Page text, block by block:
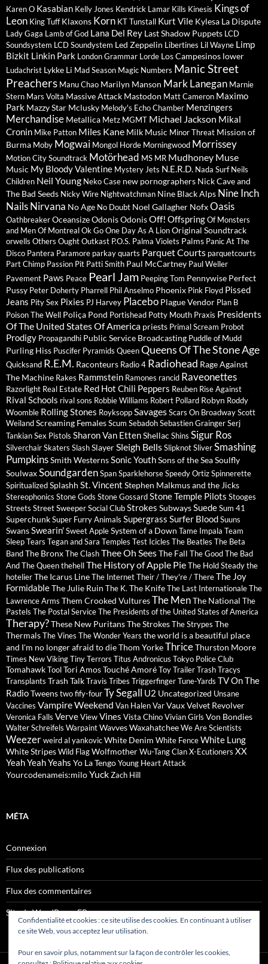
Karen O Kasabian Kelly Jones Kendrick Lamar Kills Kinesis Kings of
Leon King Tuff Klaxons Korn KT Tunstall Kurt Vile Kylesa La Dispute
Lady Gaga Lamb of God Lana Del Rey Last Shadow Puppets LCD
Soundsystem LCD Soundystem Led Zeppelin Libertines Lil Wayne Limp
Bizkit Linkin Park London Grammar Lorde Los Campesinos lower
Ludachrist Lykke Li Mad Season Magic Numbers Manic Street
Preachers Manu Chao Marilyn Manson Mark Lanegan Marnie
Stern Mars Volta Massive Attack Mastodon Matt Cameron Maximo
Park Mazzy Star Mclusky Melody's Echo Chamber Menzingers
Merchandise Metallica Metz MGMT Michael Jackson Mikal
Cronin Mike Patton Miles Kane Milk Music Minor Threat Mission of
Burma Moby Mogwai Mongol Horde Morningwood Morrissey
Motion City Soundtrack Motörhead MS MR Mudhoney Muse
Music My Bloody Valentine Mystery Jets N.E.R.D. Nada Surf Neils
Children Neil Young Neko Case new pornographers Nick Cave and
The Bad Seeds Nicky Wire Nightwatchman Nine Black Alps Nine Inch
Nails Nirvana No Age No Doubt Noel Gallagher NofxOasis
OathbreakerOceansizeOdonis OdonisOff! OffspringOf Monsters
and MenOf MontrealOk GoOne Day As A LionOriginal Soundtrack
orwells Others OughtOutkast P.O.S. Palma Violets Palms Panic At The
Disco Pantera Paramore parkay quarts Parquet Courts parquetcourts
Part Chimp Passion Pit Patti Smith Paul McCartney Paul Weller
Pavement Paws Peace Pearl Jam Peeping Tom Pennywise Perfect
Pussy Peter Doherty Pharrell Phil Anselmo Phoenix Pink Floyd Pissed
Jeans Pity Sex Pixies PJ Harvey Placebo Plague Vendor Plan B
Poison The Well Poliça Pond Portishead Potty Mouth Praxis Presidents
Of The United States Of America priests Primal Scream Probot
Prodigy Propagandhi Public Service Broadcasting Puddle of Mudd
Purling Hiss Puscifer Pyramids QueenQueens Of The Stone Age
Quicksand R.E.M. Raconteurs Radio 4 Radiohead Rage Against
The Machine Rakes Rammstein Ramones rancid Raveonettes
Razorlight Real Estate Red Hot Chili Peppers Reuben Rise Against
Rival Schools rival sons Robbie Williams Robert Pollard Robyn Roddy
Woomble Rolling Stones RoyksoppSavagesScars On BroadwayScott
WeilandScreaming FemalesScum SebadohSebastien GraingerSerj
TankianSex Pistols Sharon Van EttenShellac Shins Sigur Ros
SilverchairSkaters SlashSlayerSleigh BellsSlipknotSliverSmashing
PumpkinsSmith WesternsSonic YouthSons of the SeaSoulfly
SoulwaxSoundgardenSpanSparklehorseSpeedy OrtizSpinnerette
SpiritualizedSplashh St. Vincent Stephen Malkmus and the Jicks
Stereophonics Stone Gods Stone GossardStone Temple Pilots Stooges
Streets Street Sweeper Social ClubStrokes SubwaysSuedeSum 41
SuperchunkSuper Furry Animals Supergrass Surfer BloodSuuns
SwansSwearin'Sweet AppleSystem of a Down Tame Impala Team
SleepTears Tegan and Sara Temples Test Icicles The Beatles The Beta
BandThe BronxThe ClashThee Oh SeesThe Fall The Good The Bad
And The QueenthehellThe History of Apple PieThe Hold Steadythe
hotelierThe Icarus LineThe InternetTheir / They're / ThereThe Joy
FormidableThe Julie Ruin The K. The KnifeThe Last InternationaleThe
Lawrence Arms Them Crooked VulturesThe MenThe National The
Pastels The Postal ServiceThe Presidents of the United States of America
Therapy?These New PuritansThe StrokesThe Strypes The
ThermalsThe Vines The Wonder Years the world is a beautiful place
and I'm no longer afraid to dieThom YorkeThriceThurston Moore
Times New VikingTiny Terrors Titus Andronicus Tokyo Police Club
TomahawkToolTori AmosTouché AmoréToyTrailer Trash Tracys
Transplants Trash TalkTravis Tribes TriggerfingerTune-Yards TV On The
RadioTweenstwo fify-fourTy Segall U2 Uncategorized Unsane
Vaccines Vampire Weekend Van HalenVarVauxVelvet Revolver
Veronica Falls VerveViewVines Vista ChinoVivian Girls Von Bondies
Walter Schreifels WarpaintWavvesWaxahatcheeWe Are Scientists
Weezerweird al yankovicWhite Denim White FenceWhite Lung
White StripesWild FlagWolfmotherWu-Tang ClanX-Ecutioners XX
Yeah Yeah Yeahs Yo La TengoYoung Heart Attack
Yourcodenameis:miloYuckZach Hill
MÉTA
Connexion
Flux des publications
Flux des commentaires
Site de WordPress-FR
Confidentialité et cookies : ce site utilise des cookies. En continuant à utiliser
ce site Web, vous acceptez leur utilisation.
Pour en savoir plus, notamment sur la façon de contrôler les cookies,